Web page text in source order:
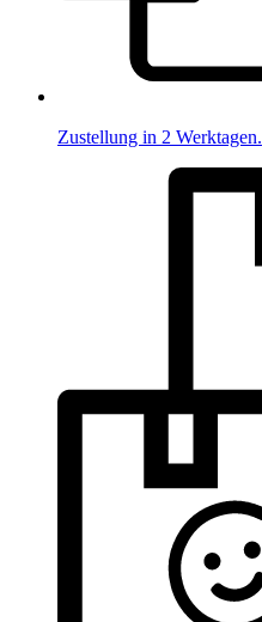
Zustellung in 2 Werktagen.